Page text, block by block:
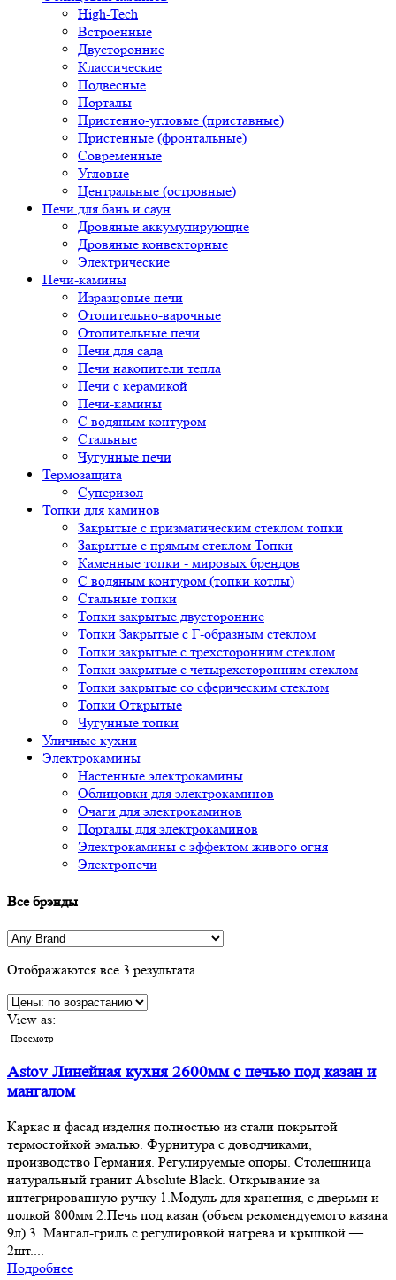
High-Tech
Встроенные
Двусторонние
Классические
Подвесные
Порталы
Пристенно-угловые (приставные)
Пристенные (фронтальные)
Современные
Угловые
Центральные (островные)
Печи для бань и саун
Дровяные аккумулирующие
Дровяные конвекторные
Электрические
Печи-камины
Изразцовые печи
Отопительно-варочные
Отопительные печи
Печи для сада
Печи накопители тепла
Печи с керамикой
Печи-камины
С водяным контуром
Стальные
Чугунные печи
Термозащита
Суперизол
Топки для каминов
Закрытые с призматическим стеклом топки
Закрытые с прямым стеклом Топки
Каменные топки - мировых брендов
С водяным контуром (топки котлы)
Стальные топки
Топки закрытые двусторонние
Топки Закрытые с Г-образным стеклом
Топки закрытые с трехсторонним стеклом
Топки закрытые с четырехсторонним стеклом
Топки закрытые со сферическим стеклом
Топки Открытые
Чугунные топки
Уличные кухни
Электрокамины
Настенные электрокамины
Облицовки для электрокаминов
Очаги для электрокаминов
Порталы для электрокаминов
Электрокамины с эффектом живого огня
Электропечи
Все брэнды
Отображаются все 3 результата
View as:
Просмотр
Astov Линейная кухня 2600мм с печью под казан и
мангалом
Каркас и фасад изделия полностью из стали покрытой
термостойкой эмалью. Фурнитура с доводчиками,
производство Германия. Регулируемые опоры. Столешница
натуральный гранит Absolute Black. Открывание за
интегрированную ручку 1.Модуль для хранения, с дверьми и
полкой 800мм 2.Печь под казан (объем рекомендуемого казана
9л) 3. Мангал-гриль с регулировкой нагрева и крышкой —
2шт....
Подробнее